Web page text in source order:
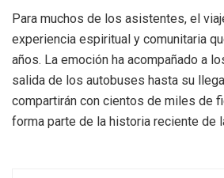
Para muchos de los asistentes, el
experiencia espiritual y comunitaria
años. La emoción ha acompañado a
salida de los autobuses hasta su
compartirán con cientos de miles de
forma parte de la historia reciente de